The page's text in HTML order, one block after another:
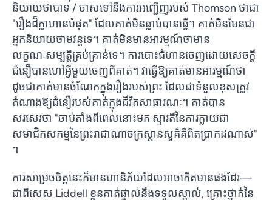
និយាយថាបាទ / ចាសទៅនឹងការអញ្ជើញរបស់ Thomson ថាជា
"រឿងដ៏ក្លាហានបំផុត" ដែលគាត់មិនធ្លាប់បានធ្វើ។ គាត់​មិន​មែន​ជា​
អ្នក​និយាយ​ថាមវន្ត​ទេ។ គាត់មិនមានអារម្មណ៍ថាមាន
លក្ខណៈសម្បត្តិគ្រប់គ្រាន់ទេ។ ការបោះជំហានចេញដោយសេចក្តី
ជំនឿបានហៅអ្វីមួយចេញពីគាត់។ វាធ្វើឱ្យគាត់មានអារម្មណ៍ថា
ដូចជាគាត់មានចំណែកក្នុងរឿងរបស់ព្រះ ដែលជាទំនួលខុសត្រូវ
តំណាងឱ្យជំនឿរបស់គាត់ក្នុងជីវិតសាធារណៈ។ គាត់បាន
សរសេរថា "ចាប់តាំងពីពេលនោះមក ស្មារតីនៃការក្លាយជា
សមាជិកសកម្មនៃព្រះរាជាណាចក្រស្ថានសួគ៌គឺពិតប្រាកដណាស់"
។
ការសម្រេចចិត្តនេះក៏មានហានិភ័យដែលអាចកើតមានផងដែរ—
ជាពិសេស Liddell ខ្លួនគាត់ផ្ទាល់នឹងទទួលស្គាល់, គ្រោះថ្នាក់នៃ